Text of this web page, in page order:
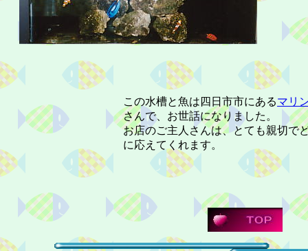
この水槽と魚は四日市市にあるマリ
さんで、お世話になりました。
お店のご主人さんは、とても親切で
に応えてくれます。